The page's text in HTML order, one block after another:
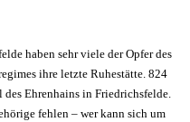
haben sehr viele der Opfer des
ihre letzte Ruhestätte. 824
Ehrenhains in Friedrichsfelde.
fehlen – wer kann sich um